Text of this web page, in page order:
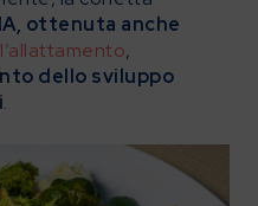
ottenuta anche
,
dello sviluppo
.